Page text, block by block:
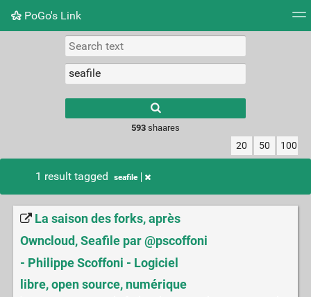
PoGo's Link
Picture wall
results.
593shaares
20 50 100
1 result tagged seafile
La saison des forks, après
Owncloud, Seafile par @pscoffoni
- Philippe Scoffoni - Logiciel
libre, open source, numérique